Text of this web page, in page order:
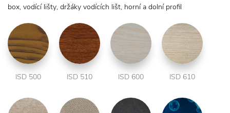
box, vodící lišty, držáky vodících lišt, horní a dolní profil
ISD 500 ISD 510 ISD 600 ISD 610